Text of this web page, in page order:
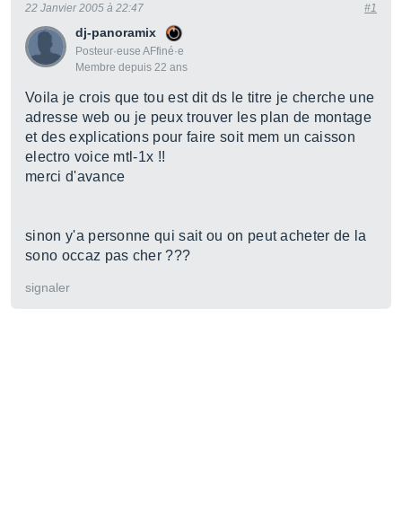
dj-panoramix
Posteur·euse AFfiné·e
Membre depuis 22 ans
22 Janvier 2005 à 22:47 #1
Voila je crois que tou est dit ds le titre je cherche une
adresse web ou je peux trouver les plan de montage
et des explications pour faire soit mem un caisson
electro voice mtl-1x !!
merci d'avance
sinon y'a personne qui sait ou on peut acheter de la
sono occaz pas cher ???
signaler